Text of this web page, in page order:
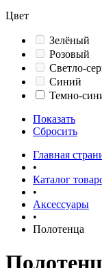
Цвет
Зелёный
Розовый
Светло-
Синий
Темно-
Показать
Сбросить
Главная
•
Каталог
•
Аксессуары
•
Полотенца